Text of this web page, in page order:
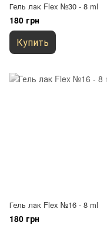
Гель лак Flex №30 - 8 ml
180 грн
Купить
Гель лак Flex №16 - 8 ml
180 грн